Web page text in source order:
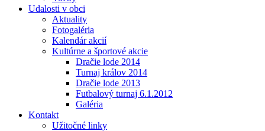
Udalosti v obci
Aktuality
Fotogaléria
Kalendár akcií
Kultúrne a športové akcie
Dračie lode 2014
Turnaj králov 2014
Dračie lode 2013
Futbalový turnaj 6.1.2012
Galéria
Kontakt
Užitočné linky